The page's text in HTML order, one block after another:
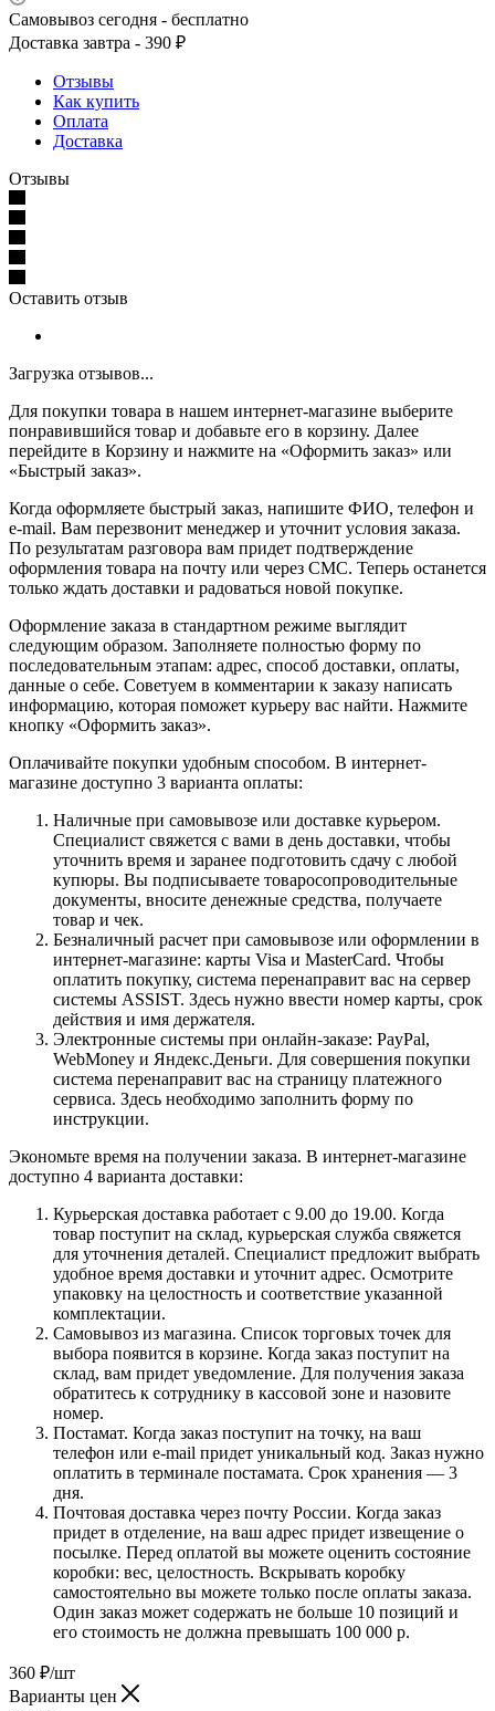
Самовывоз сегодня - бесплатно
Доставка завтра - 390 ₽
Отзывы
Как купить
Оплата
Доставка
Отзывы
Оставить отзыв
Загрузка отзывов...
Для покупки товара в нашем интернет-магазине выберите
понравившийся товар и добавьте его в корзину. Далее
перейдите в Корзину и нажмите на «Оформить заказ» или
«Быстрый заказ».
Когда оформляете быстрый заказ, напишите ФИО, телефон и
e-mail. Вам перезвонит менеджер и уточнит условия заказа.
По результатам разговора вам придет подтверждение
оформления товара на почту или через СМС. Теперь останется
только ждать доставки и радоваться новой покупке.
Оформление заказа в стандартном режиме выглядит
следующим образом. Заполняете полностью форму по
последовательным этапам: адрес, способ доставки, оплаты,
данные о себе. Советуем в комментарии к заказу написать
информацию, которая поможет курьеру вас найти. Нажмите
кнопку «Оформить заказ».
Оплачивайте покупки удобным способом. В интернет-
магазине доступно 3 варианта оплаты:
Наличные при самовывозе или доставке курьером.
Специалист свяжется с вами в день доставки, чтобы
уточнить время и заранее подготовить сдачу с любой
купюры. Вы подписываете товаросопроводительные
документы, вносите денежные средства, получаете
товар и чек.
Безналичный расчет при самовывозе или оформлении в
интернет-магазине: карты Visa и MasterCard. Чтобы
оплатить покупку, система перенаправит вас на сервер
системы ASSIST. Здесь нужно ввести номер карты, срок
действия и имя держателя.
Электронные системы при онлайн-заказе: PayPal,
WebMoney и Яндекс.Деньги. Для совершения покупки
система перенаправит вас на страницу платежного
сервиса. Здесь необходимо заполнить форму по
инструкции.
Экономьте время на получении заказа. В интернет-магазине
доступно 4 варианта доставки:
Курьерская доставка работает с 9.00 до 19.00. Когда
товар поступит на склад, курьерская служба свяжется
для уточнения деталей. Специалист предложит выбрать
удобное время доставки и уточнит адрес. Осмотрите
упаковку на целостность и соответствие указанной
комплектации.
Самовывоз из магазина. Список торговых точек для
выбора появится в корзине. Когда заказ поступит на
склад, вам придет уведомление. Для получения заказа
обратитесь к сотруднику в кассовой зоне и назовите
номер.
Постамат. Когда заказ поступит на точку, на ваш
телефон или e-mail придет уникальный код. Заказ нужно
оплатить в терминале постамата. Срок хранения — 3
дня.
Почтовая доставка через почту России. Когда заказ
придет в отделение, на ваш адрес придет извещение о
посылке. Перед оплатой вы можете оценить состояние
коробки: вес, целостность. Вскрывать коробку
самостоятельно вы можете только после оплаты заказа.
Один заказ может содержать не больше 10 позиций и
его стоимость не должна превышать 100 000 р.
360 ₽/шт
Варианты цен